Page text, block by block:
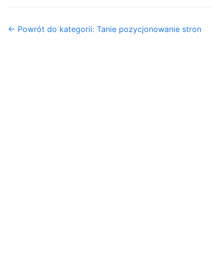
← Powrót do kategorii: Tanie pozycjonowanie stron